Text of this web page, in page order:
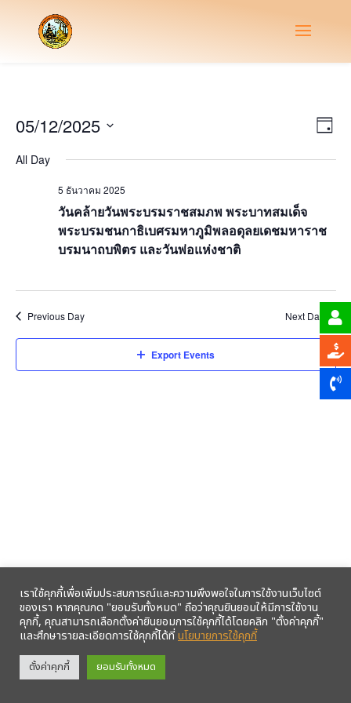
Day
05/12/2025
date.
All Day
5 ธันวาคม 2025
วันคล้ายวันพระบรมราชสมภพ พระบาทสมเด็จ
พระบรมชนกาธิเบศรมหาภูมิพลอดุลยเดชมหาราช
บรมนาถบพิตร และวันพ่อแห่งชาติ
Previous Day Next Day
Export Events
รับข้อมูลข่าวสารจากสหกรณ์ฯ ผ่าน LINE ก่อนใคร คลิก!
เราใช้คุกกี้เพื่อเพิ่มประสบการณ์และความพึงพอใจในการใช้งานเว็บไซต์
ของเรา หากคุณกด "ยอมรับทั้งหมด" ถือว่าคุณยินยอมให้มีการใช้งาน
คุกกี้, คุณสามารถเลือกตั้งค่ายินยอมการใช้คุกกี้ได้โดยคลิก "ตั้งค่าคุกกี้"
และศึกษารายละเอียดการใช้คุกกี้ได้ที่นโยบายการใช้คุกกี้
ตั้งค่าคุกกี้ ยอมรับทั้งหมด